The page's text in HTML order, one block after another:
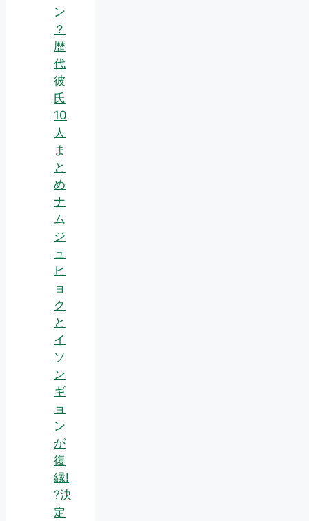
ン
？
歴
代
彼
氏
10
人
ま
と
め
ナ
ム
ジ
ュ
ヒ
ョ
ク
と
イ
ソ
ン
ギ
ョ
ン
が
復
縁!
?決
定